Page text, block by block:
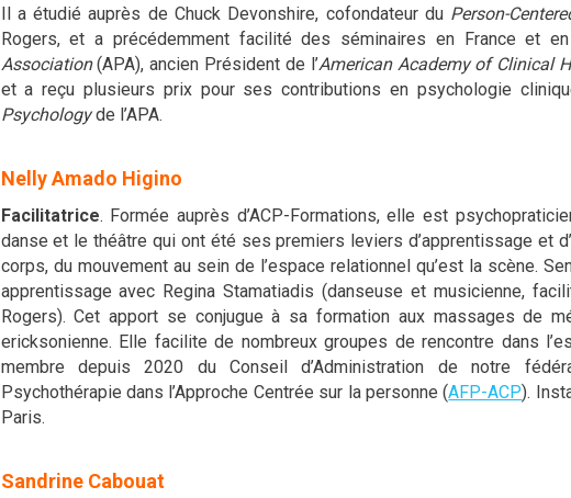
Il a étudié auprès de Chuck Devonshire, cofondateur du Person-
Rogers, et a précédemment facilité des séminaires en France et
Association(APA), ancien Président de l’American Academy of Clinical
et a reçu plusieurs prix pour ses contributions en psychologie
Psychologyde l’APA.
Nelly Amado Higino
Facilitatrice. Formée auprès d’ACP-Formations, elle est
danse et le théâtre qui ont été ses premiers leviers d’apprentissage et
corps, du mouvement au sein de l’espace relationnel qu’est la scène.
apprentissage avec Regina Stamatiadis (danseuse et musicienne,
Rogers). Cet apport se conjugue à sa formation aux massages de
ericksonienne. Elle facilite de nombreux groupes de rencontre dans
membre depuis 2020 du Conseil d’Administration de notre
Psychothérapie dans l’Approche Centrée sur la personne (AFP-ACP).
Paris.
Sandrine Cabouat